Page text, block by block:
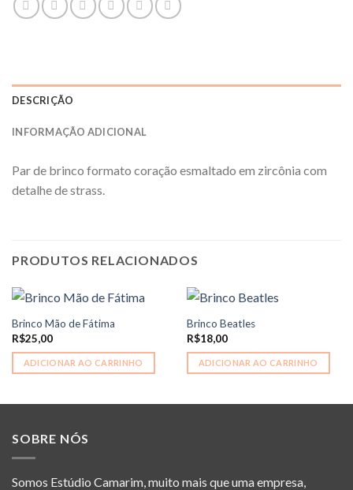
DESCRIÇÃO
INFORMAÇÃO ADICIONAL
Par de brinco formato coração esmaltado em zircônia com
detalhe de strass.
PRODUTOS RELACIONADOS
Brinco Mão de Fátima
R$25,00
ADICIONAR AO CARRINHO
Brinco Beatles
R$18,00
ADICIONAR AO CARRINHO
SOBRE NÓS
Somos Estúdio Camarim, muito mais que uma empresa,